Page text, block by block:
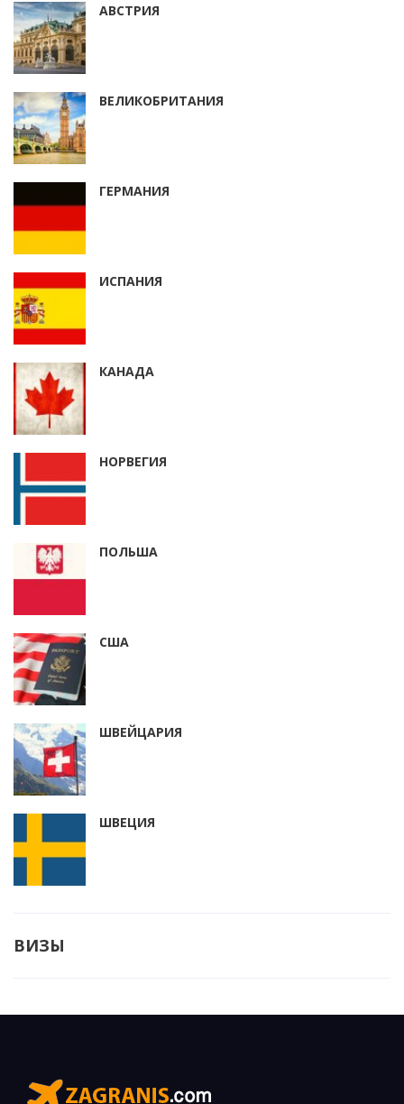
АВСТРИЯ
ВЕЛИКОБРИТАНИЯ
ГЕРМАНИЯ
ИСПАНИЯ
КАНАДА
НОРВЕГИЯ
ПОЛЬША
США
ШВЕЙЦАРИЯ
ШВЕЦИЯ
ВИЗЫ